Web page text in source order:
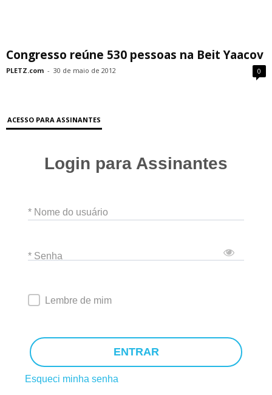
Congresso reúne 530 pessoas na Beit Yaacov
PLETZ.com - 30 de maio de 2012 0
ACESSO PARA ASSINANTES
Login para Assinantes
* Nome do usuário
* Senha
Lembre de mim
ENTRAR
Esqueci minha senha